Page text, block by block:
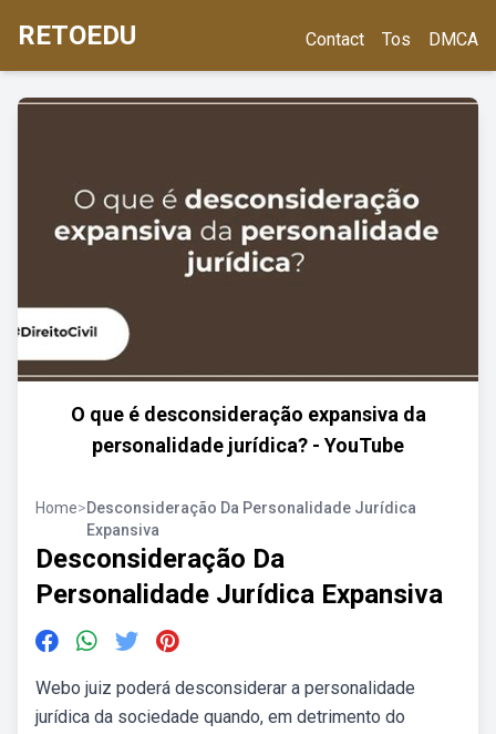
RETOEDU Contact Tos DMCA
O que é desconsideração expansiva da
personalidade jurídica? - YouTube
Home>Desconsideração Da Personalidade Jurídica
Expansiva
Desconsideração Da
Personalidade Jurídica Expansiva
Webo juiz poderá desconsiderar a personalidade
jurídica da sociedade quando, em detrimento do